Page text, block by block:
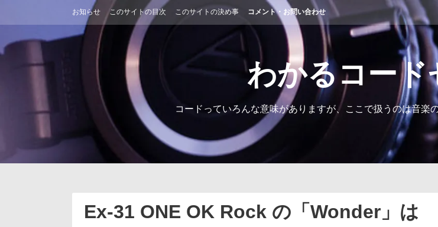
ン
ツ
お知らせ このサイトの目次 このサイトの決め事 コメント・お問い合わせ
わかるコード
コードっていろんな意味がありますが、ここで扱うのは音楽
Ex-31 ONE OK Rock の「Wonder」は